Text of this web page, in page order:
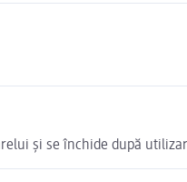
și se închide după